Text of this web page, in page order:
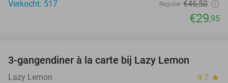
Verkocht: 517
Regulier €46,50
€29,95
3-gangendiner à la carte bij Lazy Lemon
Lazy Lemon 9.7 star